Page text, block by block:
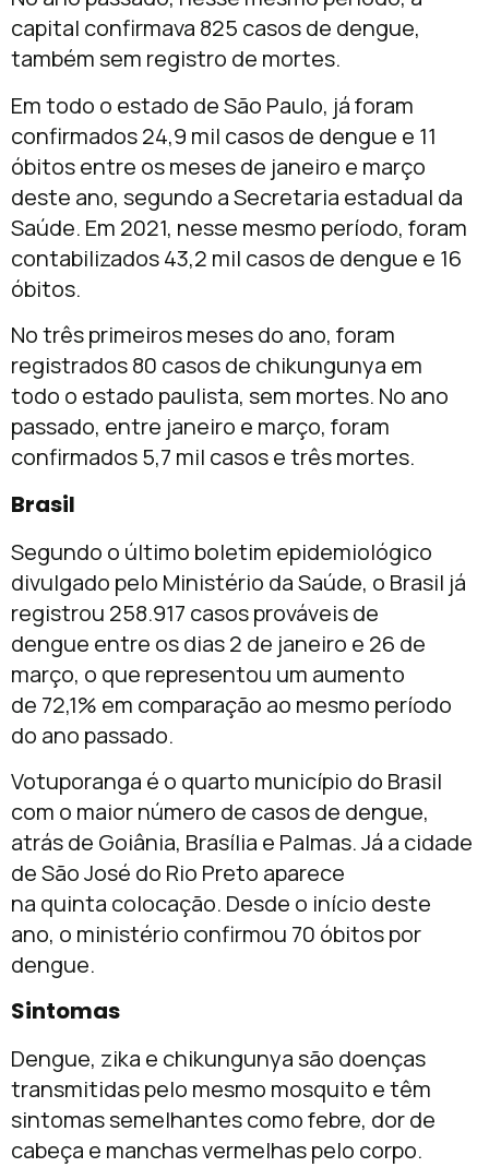
capital confirmava 825 casos de dengue,
também sem registro de mortes.
Em todo o estado de São Paulo, já foram
confirmados 24,9 mil casos de dengue e 11
óbitos entre os meses de janeiro e março
deste ano, segundo a Secretaria estadual da
Saúde. Em 2021, nesse mesmo período, foram
contabilizados 43,2 mil casos de dengue e 16
óbitos.
No três primeiros meses do ano, foram
registrados 80 casos de chikungunya em
todo o estado paulista, sem mortes. No ano
passado, entre janeiro e março, foram
confirmados 5,7 mil casos e três mortes.
Brasil
Segundo o último boletim epidemiológico
divulgado pelo Ministério da Saúde, o Brasil já
registrou 258.917 casos prováveis de
dengue entre os dias 2 de janeiro e 26 de
março, o que representou um aumento
de 72,1% em comparação ao mesmo período
do ano passado.
Votuporanga é o quarto município do Brasil
com o maior número de casos de dengue,
atrás de Goiânia, Brasília e Palmas. Já a cidade
de São José do Rio Preto aparece
na quinta colocação. Desde o início deste
ano, o ministério confirmou 70 óbitos por
dengue.
Sintomas
Dengue, zika e chikungunya são doenças
transmitidas pelo mesmo mosquito e têm
sintomas semelhantes como febre, dor de
cabeça e manchas vermelhas pelo corpo.